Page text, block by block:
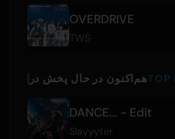
OVERDRIVE
TWS
هم‌اکنون در حال پخش درTOP
DANCE... - Edit
Slayyyter